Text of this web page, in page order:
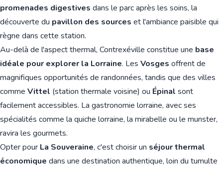
promenades digestives dans le parc après les soins, la
découverte du pavillon des sources et l'ambiance paisible qui
règne dans cette station.
Au-delà de l'aspect thermal, Contrexéville constitue une base
idéale pour explorer la Lorraine. Les Vosges offrent de
magnifiques opportunités de randonnées, tandis que des villes
comme Vittel (station thermale voisine) ou Épinal sont
facilement accessibles. La gastronomie lorraine, avec ses
spécialités comme la quiche lorraine, la mirabelle ou le munster,
ravira les gourmets.
Opter pour La Souveraine, c'est choisir un séjour thermal
économique dans une destination authentique, loin du tumulte